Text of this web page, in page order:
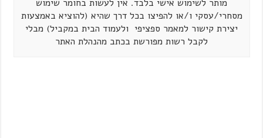
מותר לשימוש אישי בלבד. אין לעשות בחומר שימוש
מסחרי/עסקי ו/או להפיצו בכל דרך שהיא (להוציא באמצעות
יצירת קישור למאמר ספציפי ולעמוד הבית במקביל) מבלי
לקבל רשות מפורשת בכתב מהנהלת האתר